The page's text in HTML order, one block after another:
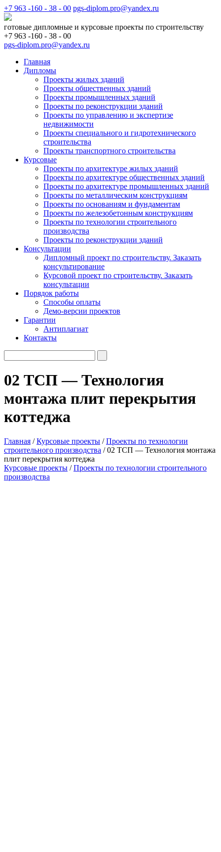
+7 963 -160 - 38 - 00 pgs-diplom.pro@yandex.ru
готовые дипломные и курсовые проекты по строительству
+7 963 -160 - 38 - 00
pgs-diplom.pro@yandex.ru
Главная
Дипломы
Проекты жилых зданий
Проекты общественных зданий
Проекты промышленных зданий
Проекты по реконструкции зданий
Проекты по управлению и экспертизе
недвижимости
Проекты специального и гидротехнического
строительства
Проекты транспортного строительства
Курсовые
Проекты по архитектуре жилых зданий
Проекты по архитектуре общественных зданий
Проекты по архитектуре промышленных зданий
Проекты по металлическим конструкциям
Проекты по основаниям и фундаментам
Проекты по железобетонным конструкциям
Проекты по технологии строительного
производства
Проекты по реконструкции зданий
Консультации
Дипломный проект по строительству. Заказать
консультирование
Курсовой проект по строительству. Заказать
консультации
Порядок работы
Способы оплаты
Демо-версии проектов
Гарантии
Антиплагиат
Контакты
02 ТСП — Технология
монтажа плит перекрытия
коттеджа
Главная /Курсовые проекты /Проекты по технологии
строительного производства / 02 ТСП — Технология монтажа
плит перекрытия коттеджа
Курсовые проекты /Проекты по технологии строительного
производства